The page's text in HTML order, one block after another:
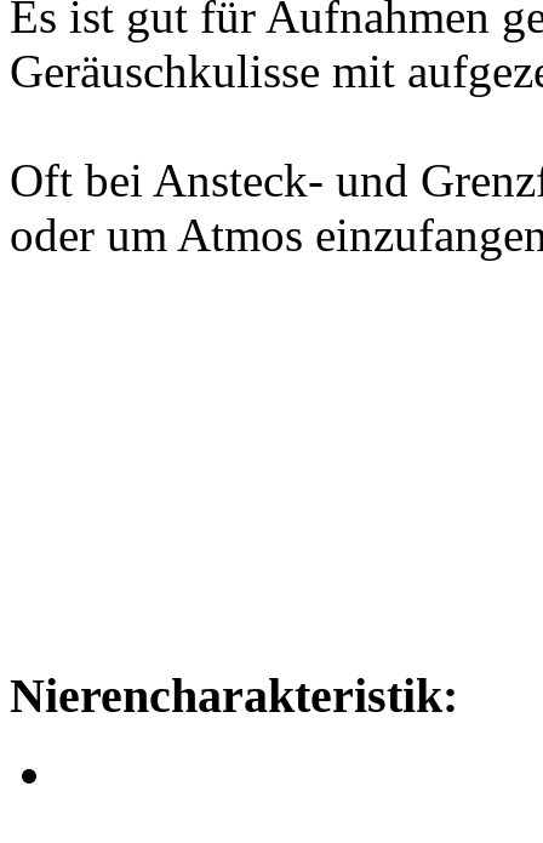
Es ist gut für Aufnahmen
Geräuschkulisse mit
Oft bei Ansteck- und
oder um Atmos
Nierencharakteristik: